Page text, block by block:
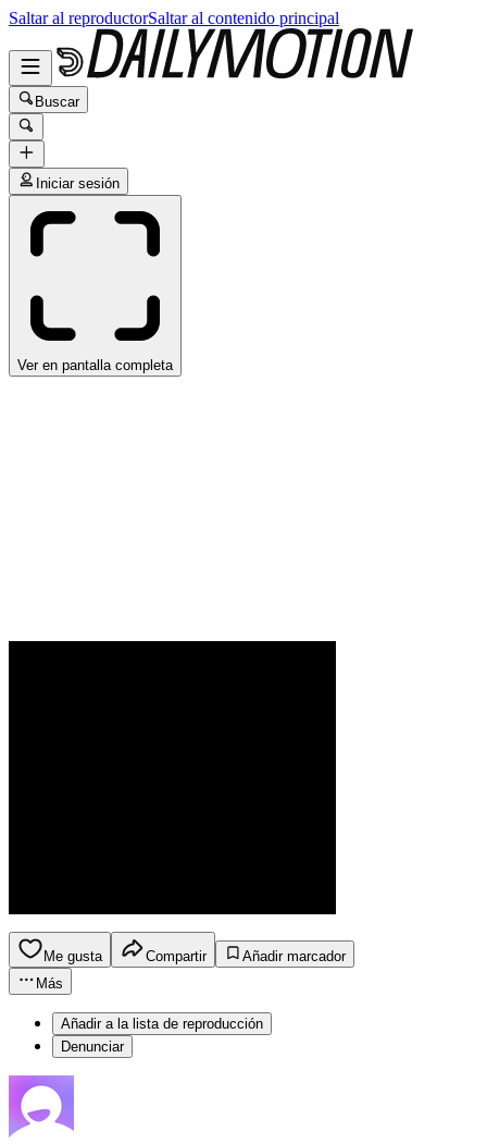
Saltar al reproductorSaltar al contenido principal
Buscar
Iniciar sesión
Ver en pantalla completa
Me gusta Compartir
Añadir marcador
Más
Añadir a la lista de reproducción
Denunciar